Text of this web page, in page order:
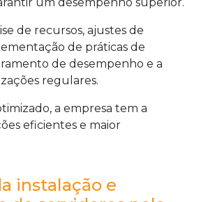
de recursos, ajustes de
de práticas de
de desempenho e a
regulares.
a empresa tem a
eficientes e maior
instalação e